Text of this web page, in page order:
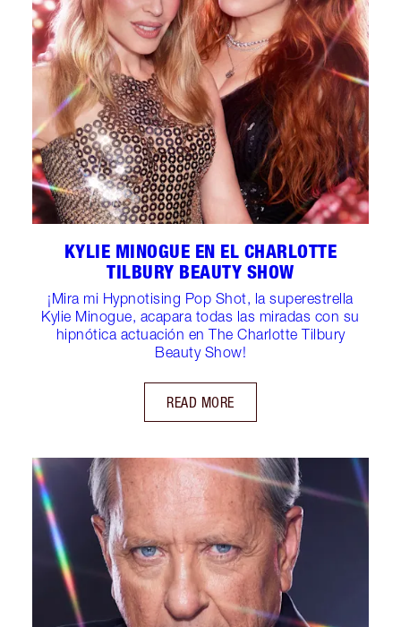
KYLIE MINOGUE EN EL CHARLOTTE
TILBURY BEAUTY SHOW
¡Mira mi Hypnotising Pop Shot, la superestrella
Kylie Minogue, acapara todas las miradas con su
hipnótica actuación en The Charlotte Tilbury
Beauty Show!
READ MORE